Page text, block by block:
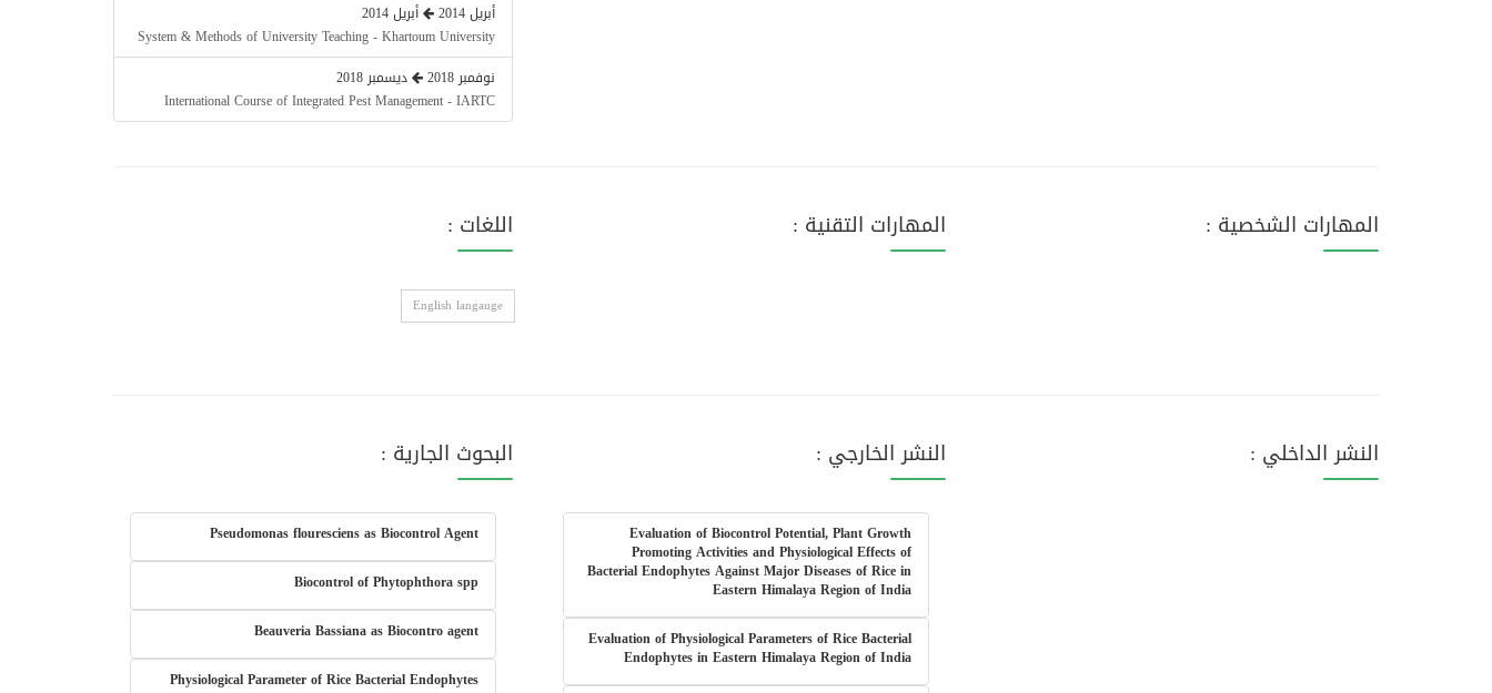
أبريل 2014
أبريل 2014
System & Methods of University Teaching - Khartoum University
نوفمبر 2018
ديسمبر 2018
International Course of Integrated Pest Management - IARTC
المهارات الشخصية : المهارات التقنية : اللغات :
English langauge
النشر الداخلي : النشر الخارجي :
Evaluation of Biocontrol Potential, Plant Growth
Promoting Activities and Physiological Effects of
Bacterial Endophytes Against Major Diseases of Rice in
Eastern Himalaya Region of India
Evaluation of Physiological Parameters of Rice Bacterial
Endophytes in Eastern Himalaya Region of India
البحوث الجارية :
Pseudomonas flouresciens as Biocontrol Agent
Biocontrol of Phytophthora spp
Beauveria Bassiana as Biocontro agent
Physiological Parameter of Rice Bacterial Endophytes